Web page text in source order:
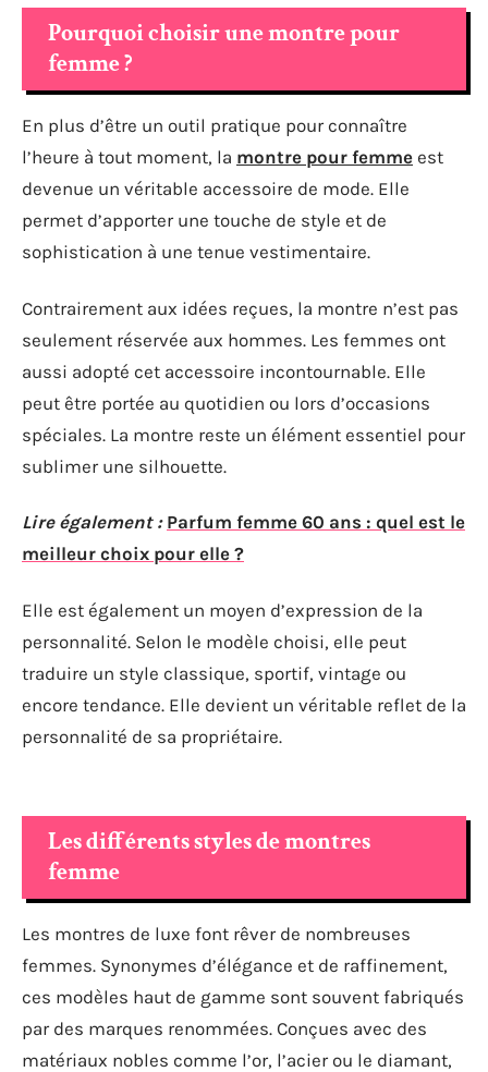
Pourquoi choisir une montre pour
femme ?
En plus d’être un outil pratique pour connaître
l’heure à tout moment, la montre pour femme est
devenue un véritable accessoire de mode. Elle
permet d’apporter une touche de style et de
sophistication à une tenue vestimentaire.
Contrairement aux idées reçues, la montre n’est pas
seulement réservée aux hommes. Les femmes ont
aussi adopté cet accessoire incontournable. Elle
peut être portée au quotidien ou lors d’occasions
spéciales. La montre reste un élément essentiel pour
sublimer une silhouette.
Lire également : Parfum femme 60 ans : quel est le
meilleur choix pour elle ?
Elle est également un moyen d’expression de la
personnalité. Selon le modèle choisi, elle peut
traduire un style classique, sportif, vintage ou
encore tendance. Elle devient un véritable reflet de la
personnalité de sa propriétaire.
Les différents styles de montres
femme
Les montres de luxe font rêver de nombreuses
femmes. Synonymes d’élégance et de raffinement,
ces modèles haut de gamme sont souvent fabriqués
par des marques renommées. Conçues avec des
matériaux nobles comme l’or, l’acier ou le diamant,